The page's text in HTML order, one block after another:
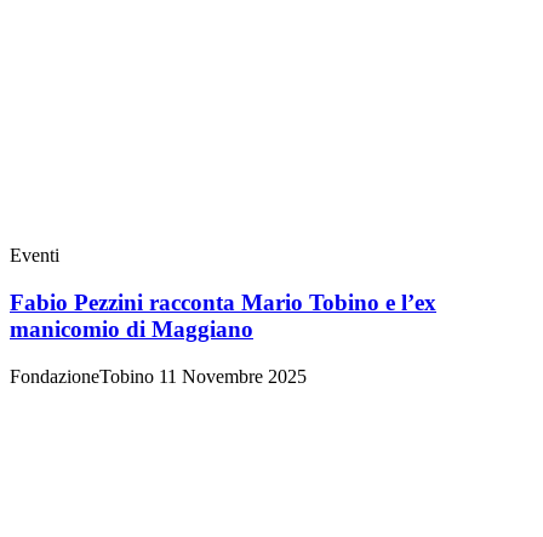
Eventi
Fabio Pezzini racconta Mario Tobino e l’ex
manicomio di Maggiano
FondazioneTobino 11 Novembre 2025